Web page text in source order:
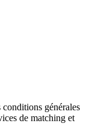
conditions générales
de matching et